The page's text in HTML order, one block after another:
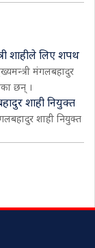
शाहीले लिए शपथ
मंगलबहादुर
छन् ।
शाही नियुक्त
शाही नियुक्त